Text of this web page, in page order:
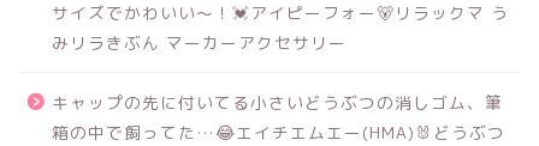
サイズでかわいい～！💓アイピーフォー🐻リラックマ う
みリラきぶん マーカーアクセサリー
キャップの先に付いてる小さいどうぶつの消しゴム、筆
箱の中で飼ってた…😂エイチエムエー(HMA)🐰どうぶつ